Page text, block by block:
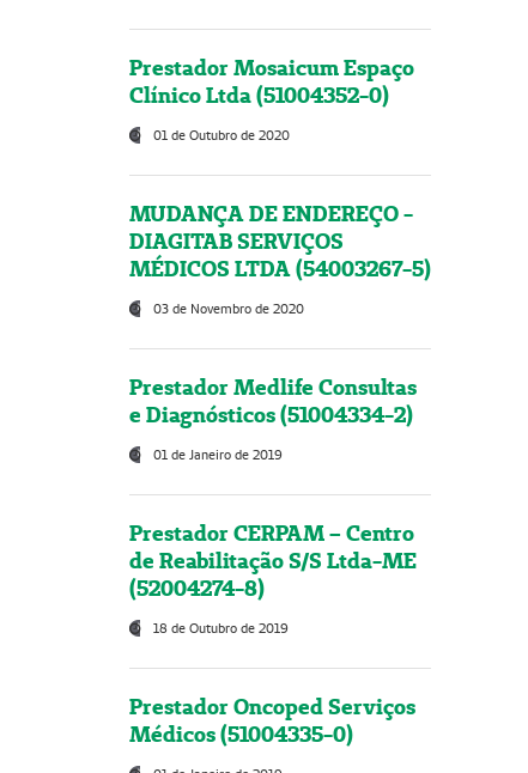
Prestador Mosaicum Espaço
Clínico Ltda (51004352-0)
01 de Outubro de 2020
MUDANÇA DE ENDEREÇO -
DIAGITAB SERVIÇOS
MÉDICOS LTDA (54003267-5)
03 de Novembro de 2020
Prestador Medlife Consultas
e Diagnósticos (51004334-2)
01 de Janeiro de 2019
Prestador CERPAM – Centro
de Reabilitação S/S Ltda-ME
(52004274-8)
18 de Outubro de 2019
Prestador Oncoped Serviços
Médicos (51004335-0)